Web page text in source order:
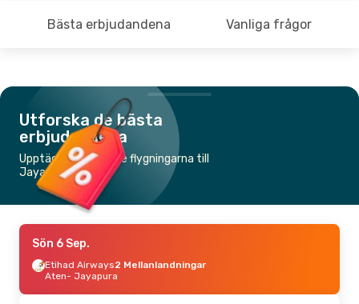
Bästa erbjudandena Vanliga frågor
Utforska de bästa
erbjudandena
Upptäck de billigaste flygningarna till
Jayapura
Sön 6 Sep.
Etihad Airways2 Mellanlandningar
Aten- Jayapura